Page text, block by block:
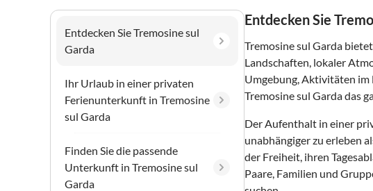
Entdecken Sie Tremosine sul
Garda
Ihr Urlaub in einer privaten
Ferienunterkunft in Tremosine
sul Garda
Finden Sie die passende
Unterkunft in Tremosine sul
Garda
Entdecken Sie
Tremosine sul Garda
Landschaften, lokaler
Umgebung, Aktivitäten im
Tremosine sul Garda das
Der Aufenthalt in einer
unabhängiger zu erleben
der Freiheit, ihren
Paare, Familien und